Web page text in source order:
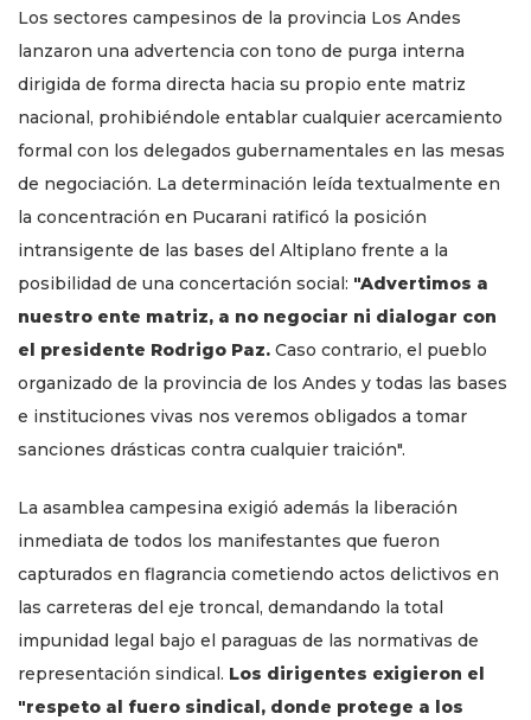
Los sectores campesinos de la provincia Los Andes
lanzaron una advertencia con tono de purga interna
dirigida de forma directa hacia su propio ente matriz
nacional, prohibiéndole entablar cualquier acercamiento
formal con los delegados gubernamentales en las mesas
de negociación. La determinación leída textualmente en
la concentración en Pucarani ratificó la posición
intransigente de las bases del Altiplano frente a la
posibilidad de una concertación social: "Advertimos a
nuestro ente matriz, a no negociar ni dialogar con
el presidente Rodrigo Paz. Caso contrario, el pueblo
organizado de la provincia de los Andes y todas las bases
e instituciones vivas nos veremos obligados a tomar
sanciones drásticas contra cualquier traición".
La asamblea campesina exigió además la liberación
inmediata de todos los manifestantes que fueron
capturados en flagrancia cometiendo actos delictivos en
las carreteras del eje troncal, demandando la total
impunidad legal bajo el paraguas de las normativas de
representación sindical. Los dirigentes exigieron el
"respeto al fuero sindical, donde protege a los